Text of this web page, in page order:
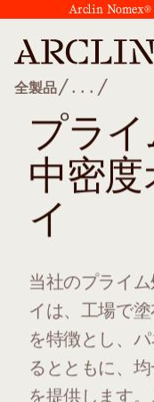
Arclin Nomex®
全製品/ ... /
プラ
中密
イ
当社のプライ
イは、工場で
を特徴とし、
るとともに、
を提供します